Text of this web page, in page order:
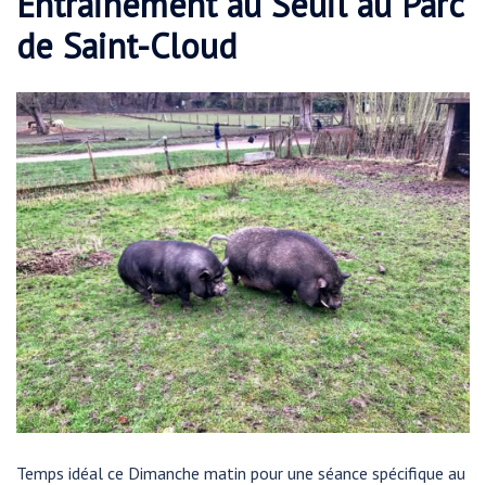
de Saint-Cloud
Temps idéal ce Dimanche matin pour une séance spécifique au